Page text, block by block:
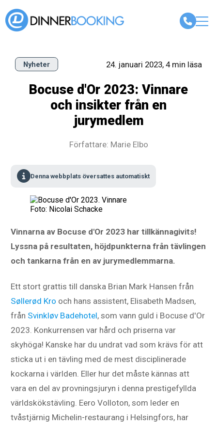
Nyheter 24. januari 2023, 4 min läsa
Bocuse d'Or 2023: Vinnare
och insikter från en
jurymedlem
Författare: Marie Elbo
Denna webbplats översattes automatiskt
Foto: Nicolai Schacke
Vinnarna av Bocuse d'Or 2023 har tillkännagivits!
Lyssna på resultaten, höjdpunkterna från tävlingen
och tankarna från en av jurymedlemmarna.
Ett stort grattis till danska Brian Mark Hansen från
Søllerød Kro och hans assistent, Elisabeth Madsen,
från Svinkløv Badehotel, som vann guld i Bocuse d'Or
2023. Konkurrensen var hård och priserna var
skyhöga! Kanske har du undrat vad som krävs för att
sticka ut i en tävling med de mest disciplinerade
kockarna i världen. Eller hur det måste kännas att
vara en del av provningsjuryn i denna prestigefyllda
världskökstävling. Eero Volloton, som leder en
tvåstjärnig Michelin-restaurang i Helsingfors, har